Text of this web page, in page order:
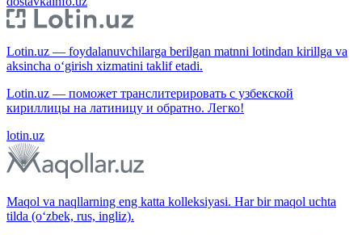
Lotin.uz — foydalanuvchilarga berilgan matnni lotindan kirillga va
aksincha o‘girish xizmatini taklif etadi.
Lotin.uz — поможет транслитерировать с узбекской
кириллицы на латиницу и обратно. Легко!
lotin.uz
Maqol va naqllarning eng katta kolleksiyasi. Har bir maqol uchta
tilda (o‘zbek, rus, ingliz).